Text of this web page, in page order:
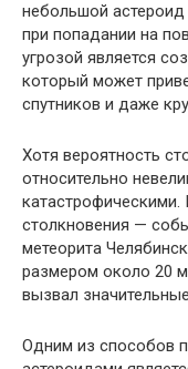
небольшой
при попадании на
угрозой является
который может
спутников и даже
Хотя вероятность
относительно
катастрофическими.
столкновения —
метеорита
размером около 20
вызвал
Одним из способов